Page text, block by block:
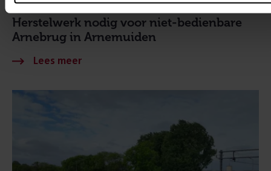
Herstelwerk nodig voor niet-bedienbare
Arnebrug in Arnemuiden
23 juli 2026